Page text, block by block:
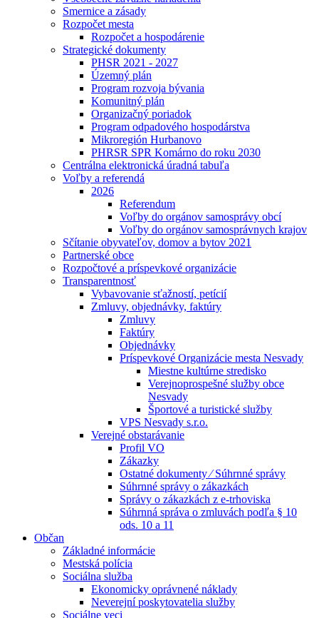
Smernice a zásady
Rozpočet mesta
Rozpočet a hospodárenie
Strategické dokumenty
PHSR 2021 - 2027
Územný plán
Program rozvoja bývania
Komunitný plán
Organizačný poriadok
Program odpadového hospodárstva
Mikroregión Hurbanovo
PHRSR SPR Komárno do roku 2030
Centrálna elektronická úradná tabuľa
Voľby a referendá
2026
Referendum
Voľby do orgánov samosprávy obcí
Voľby do orgánov samosprávnych krajov
Sčítanie obyvateľov, domov a bytov 2021
Partnerské obce
Rozpočtové a príspevkové organizácie
Transparentnosť
Vybavovanie sťažností, petícií
Zmluvy, objednávky, faktúry
Zmluvy
Faktúry
Objednávky
Príspevkové Organizácie mesta Nesvady
Miestne kultúrne stredisko
Verejnoprospešné služby obce
Nesvady
Športové a turistické služby
VPS Nesvady s.r.o.
Verejné obstarávanie
Profil VO
Zákazky
Ostatné dokumenty ⁄ Súhrnné správy
Súhrnné správy o zákazkách
Správy o zákazkách z e-trhoviska
Súhrnná správa o zmluvách podľa § 10
ods. 10 a 11
Občan
Základné informácie
Mestská polícia
Sociálna služba
Ekonomicky oprávnené náklady
Neverejní poskytovatelia služby
Sociálne veci